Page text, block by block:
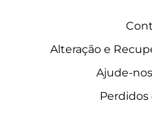
Alteração e
Ajude-
Perdidos